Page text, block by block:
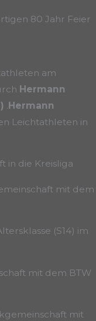
80 Jahr Feier
am
Hermann
) .Hermann
Leichtathleten in
in die Kreisliga
mit dem
(S14) im
mit dem BTW
mit